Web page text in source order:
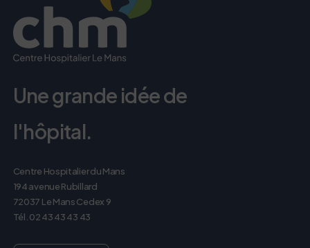
le parcourir dans son Mode Eco. Celui-ci sollicitera
très peu nos serveurs et vous deviendrez ainsi un
acteur majeur de l’écoconception.
Merci pour votre contribution !
Une grande idée de
l'hôpital.
Centre Hospitalier du Mans
194 avenue Rubillard
72037 Le Mans Cedex 9
Tél. 02 43 43 43 43